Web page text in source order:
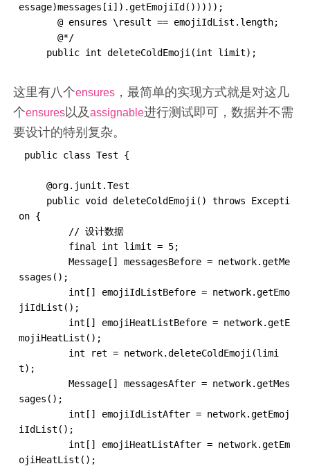
essage)messages[i]).getEmojiId()))));
@ ensures \result == emojiIdList.length;
@*/
public int deleteColdEmoji(int limit);
这里有八个ensures ，最简单的实现方式就是对这几
个ensures以及assignable进行测试即可，数据并不需
要设计的特别复杂。
public class Test {
@org.junit.Test
public void deleteColdEmoji() throws Excepti
on {
// 设计数据
final int limit = 5;
Message[] messagesBefore = network.getMe
ssages();
int[] emojiIdListBefore = network.getEmo
jiIdList();
int[] emojiHeatListBefore = network.getE
mojiHeatList();
int ret = network.deleteColdEmoji(limi
t);
Message[] messagesAfter = network.getMes
sages();
int[] emojiIdListAfter = network.getEmoj
iIdList();
int[] emojiHeatListAfter = network.getEm
ojiHeatList();